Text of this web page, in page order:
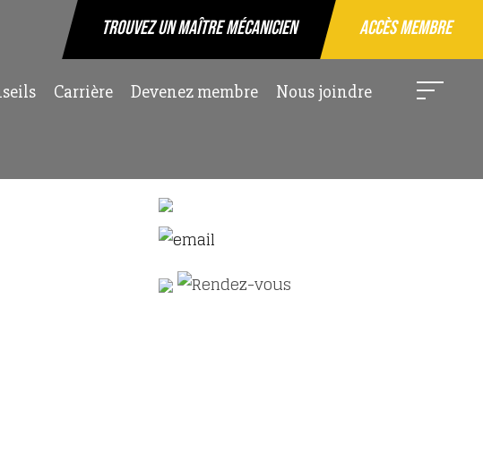
Trouvez un maître mécanicien Accès membre
Carrière Devenez membre Nous joindre